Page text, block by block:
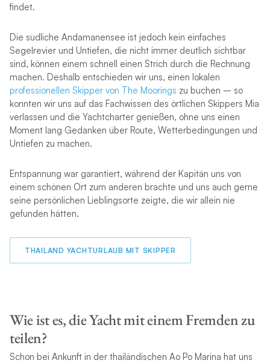
findet.
Die südliche Andamanensee ist jedoch kein einfaches
Segelrevier und Untiefen, die nicht immer deutlich sichtbar
sind, können einem schnell einen Strich durch die Rechnung
machen. Deshalb entschieden wir uns, einen lokalen
professionellen Skipper von The Moorings zu buchen – so
konnten wir uns auf das Fachwissen des örtlichen Skippers Mia
verlassen und die Yachtcharter genießen, ohne uns einen
Moment lang Gedanken über Route, Wetterbedingungen und
Untiefen zu machen.
Entspannung war garantiert, während der Kapitän uns von
einem schönen Ort zum anderen brachte und uns auch gerne
seine persönlichen Lieblingsorte zeigte, die wir allein nie
gefunden hätten.
THAILAND YACHTURLAUB MIT SKIPPER
Wie ist es, die Yacht mit einem Fremden zu
teilen?
Schon bei Ankunft in der thailändischen Ao Po Marina hat uns